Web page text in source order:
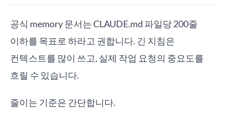
공식 memory 문서는 CLAUDE.md 파일당 200줄
이하를 목표로 하라고 권합니다. 긴 지침은
컨텍스트를 많이 쓰고, 실제 작업 요청의 중요도를
흐릴 수 있습니다.
줄이는 기준은 간단합니다.